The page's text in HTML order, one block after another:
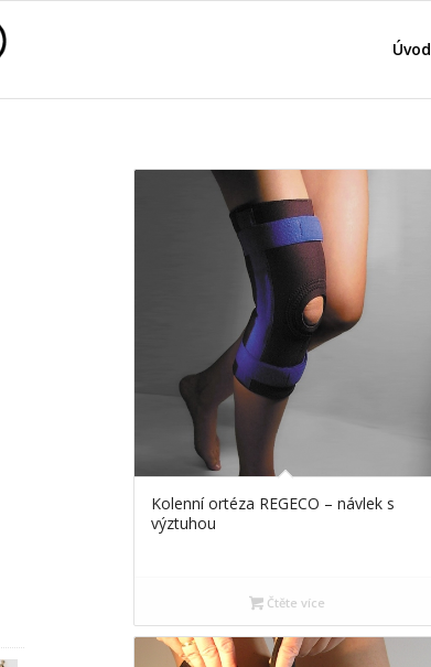
Úvod
Kolenní ortéza REGECO – návlek s
výztuhou
Čtěte více